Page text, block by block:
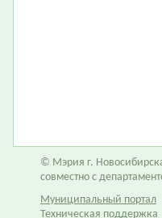
© Мэрия г.
совместно с
Муниципальный портал
Техническая поддержка